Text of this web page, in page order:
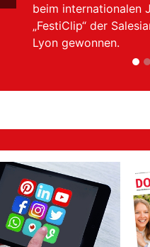
Leben als
Jesus Christi und
Menschen im Stile